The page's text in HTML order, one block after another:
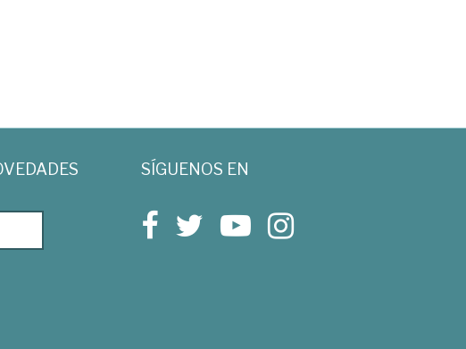
SÍGUENOS EN